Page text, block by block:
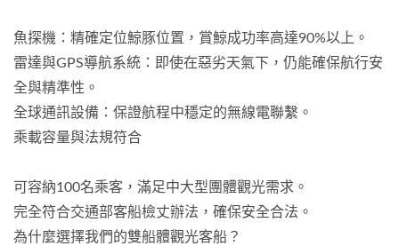
魚探機：精確定位鯨豚位置，賞鯨成功率高達90%以上。
雷達與GPS導航系統：即使在惡劣天氣下，仍能確保航行安
全與精準性。
全球通訊設備：保證航程中穩定的無線電聯繫。
乘載容量與法規符合
可容納100名乘客，滿足中大型團體觀光需求。
完全符合交通部客船檢丈辦法，確保安全合法。
為什麼選擇我們的雙船體觀光客船？